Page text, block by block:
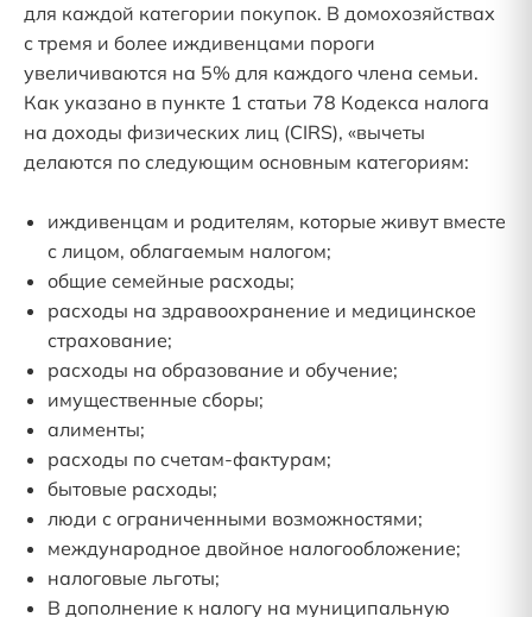
для каждой категории покупок. В домохозяйствах
с тремя и более иждивенцами пороги
увеличиваются на 5% для каждого члена семьи.
Как указано в пункте 1 статьи 78 Кодекса налога
на доходы физических лиц (CIRS), «вычеты
делаются по следующим основным категориям:
иждивенцам и родителям, которые живут вместе
с лицом, облагаемым налогом;
общие семейные расходы;
расходы на здравоохранение и медицинское
страхование;
расходы на образование и обучение;
имущественные сборы;
алименты;
расходы по счетам-фактурам;
бытовые расходы;
люди с ограниченными возможностями;
международное двойное налогообложение;
налоговые льготы;
В дополнение к налогу на муниципальную